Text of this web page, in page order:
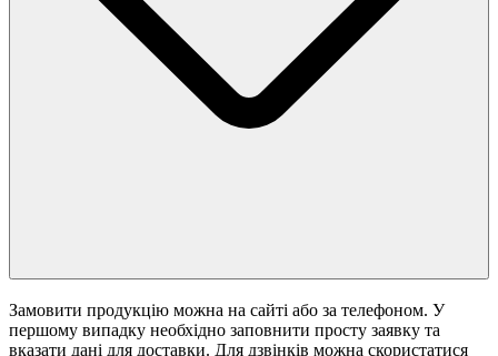
Замовити продукцію можна на сайті або за телефоном. У
першому випадку необхідно заповнити просту заявку та
вказати дані для доставки. Для дзвінків можна скористатися